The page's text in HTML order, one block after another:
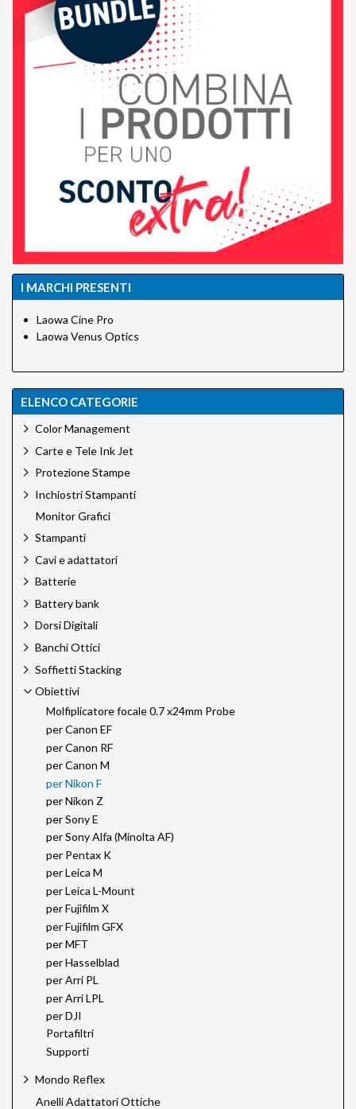
I MARCHI PRESENTI
Laowa Cine Pro
Laowa Venus Optics
ELENCO CATEGORIE
Color Management
Carte e Tele Ink Jet
Protezione Stampe
Inchiostri Stampanti
Monitor Grafici
Stampanti
Cavi e adattatori
Batterie
Battery bank
Dorsi Digitali
Banchi Ottici
Soffietti Stacking
Obiettivi
Molfiplicatore focale 0.7 x24mm Probe
per Canon EF
per Canon RF
per Canon M
per Nikon F
per Nikon Z
per Sony E
per Sony Alfa (Minolta AF)
per Pentax K
per Leica M
per Leica L-Mount
per Fujifilm X
per Fujifilm GFX
per MFT
per Hasselblad
per Arri PL
per Arri LPL
per DJI
Portafiltri
Supporti
Mondo Reflex
Anelli Adattatori Ottiche